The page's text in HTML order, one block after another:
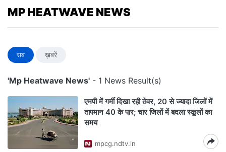
MP HEATWAVE NEWS
सब ख़बरें
'Mp Heatwave News' - 1 News Result(s)
एमपी में गर्मी दिखा रही तेवर, 20 से ज्यादा जिलों में
तापमान 40 के पार; चार जिलों में बदला स्कूलों का
समय
mpcg.ndtv.in